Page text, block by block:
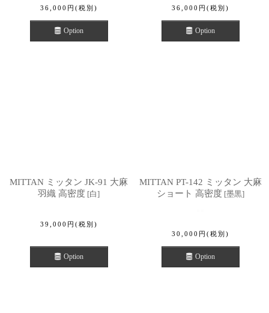
36,000 円 (税別)
Option
36,000 円 (税別)
Option
MITTAN ミッタン JK-91 大麻
羽織 高密度 [白]
39,000 円 (税別)
Option
MITTAN PT-142 ミッタン 大麻
ショート 高密度 [墨黒]
30,000 円 (税別)
Option